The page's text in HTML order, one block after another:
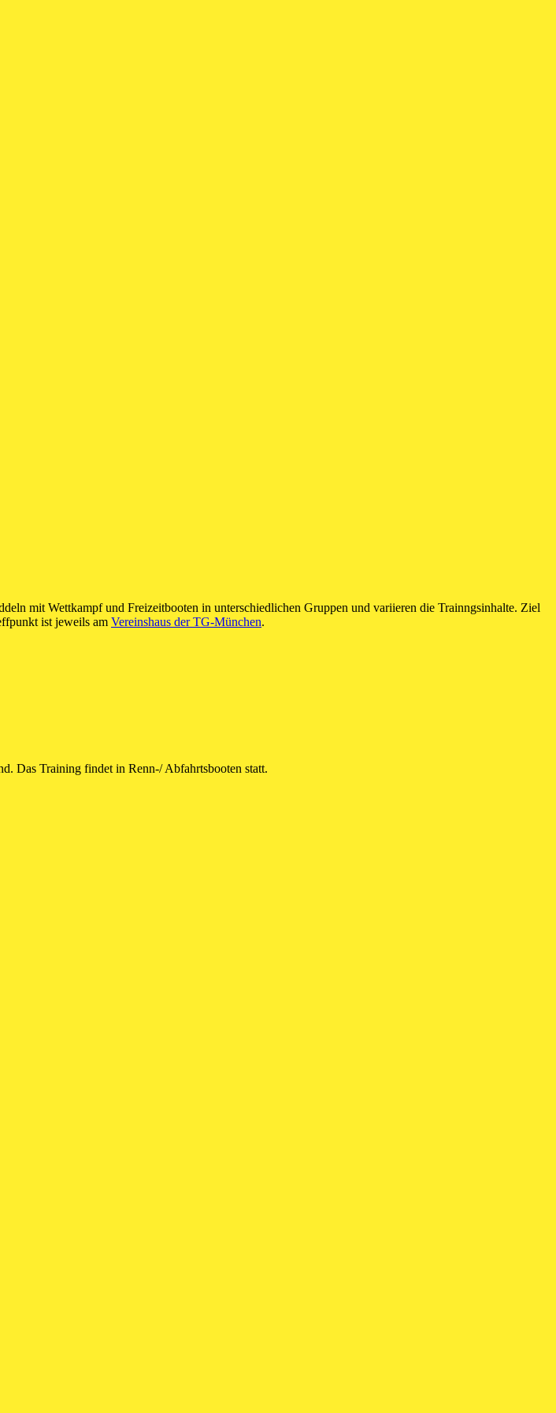
mit Wettkampf und Freizeitbooten in unterschiedlichen Gruppen und variieren die Trainngsinhalte. Ziel
ist jeweils am Vereinshaus der TG-München.
Das Training findet in Renn-/ Abfahrtsbooten statt.